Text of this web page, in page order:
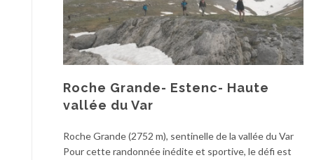
Roche Grande- Estenc- Haute
vallée du Var
Roche Grande (2752 m), sentinelle de la vallée du Var
Pour cette randonnée inédite et sportive, le défi est